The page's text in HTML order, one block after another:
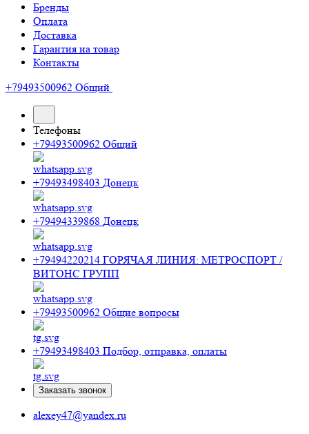
Бренды
Оплата
Доставка
Гарантия на товар
Контакты
+79493500962 Общий
Телефоны
+79493500962 Общий
+79493498403 Донецк
+79494339868 Донецк
+79494220214 ГОРЯЧАЯ ЛИНИЯ: МЕТРОСПОРТ /
ВИТОНС ГРУПП
+79493500962 Общие вопросы
+79493498403 Подбор, отправка, оплаты
Заказать звонок
alexey47@yandex.ru